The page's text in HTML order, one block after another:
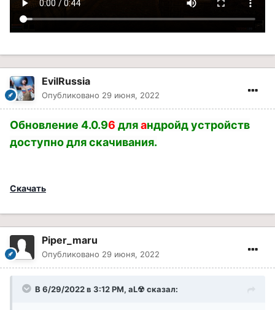
EvilRussia
Опубликовано 29 июня, 2022
Обновление 4.0.96 дляандройд устройств
доступно для скачивания.
Скачать
Piper_maru
Опубликовано 29 июня, 2022
В 6/29/2022 в 3:12 PM, aL☢ сказал: